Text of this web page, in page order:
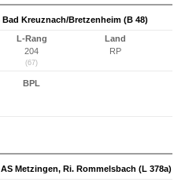
Kreuznach/Bretzenheim (B 48)
L-Rang
204
(67)
Land
RP
BPL
Metzingen, Ri. Rommelsbach (L 378a)